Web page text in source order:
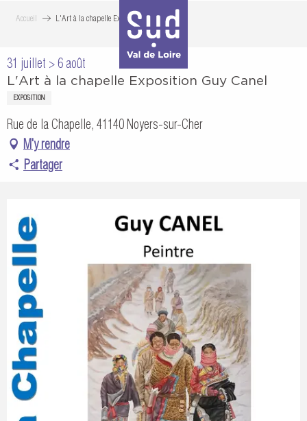
principal
Accueil L'Art à la chapelle Exposition Guy Canel
31 juillet > 6 août
L'Art à la chapelle Exposition Guy Canel
EXPOSITION
Rue de la Chapelle, 41140 Noyers-sur-Cher
M'y rendre
Partager